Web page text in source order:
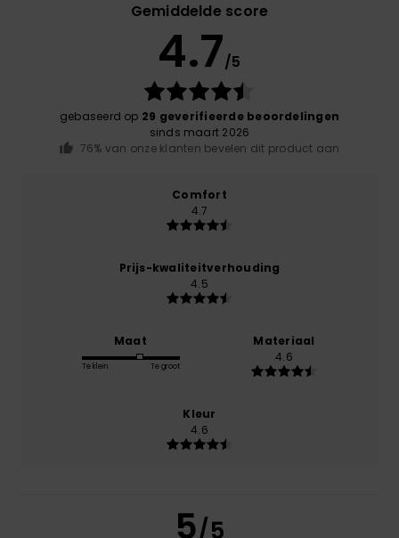
Gemiddelde score
4.7/5
gebaseerd op 29 geverifieerde beoordelingen
sinds maart 2026
76% van onze klanten bevelen dit product aan
Comfort
4.7
Prijs-kwaliteitverhouding
4.5
Maat
Te klein Te groot
Materiaal
4.6
Kleur
4.6
5/5